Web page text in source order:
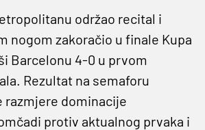
održao recital i
nogom zakoračio u finale Kupa
Barcelonu 4-0 u prvom
Rezultat na semaforu
razmjere dominacije
protiv aktualnog prvaka i